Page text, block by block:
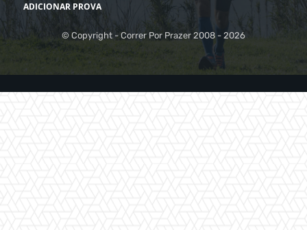
ADICIONAR PROVA
© Copyright - Correr Por Prazer 2008 - 2026